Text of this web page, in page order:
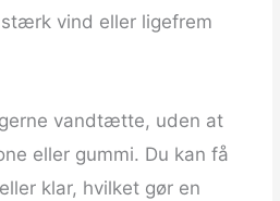
vind eller ligefrem
vandtætte, uden at
eller gummi. Du kan få
klar, hvilket gør en